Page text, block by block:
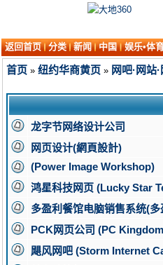
返回首页 分类 新闻 中国 娱乐•体
首页 » 纽约华商黄页 » 网吧·网站
龙字节网络设计公司
网页设计(網頁設計)
(Power Image Workshop)
鸿星科技网页 (Lucky Star
多盈利餐馆电脑销售系统(
PCK网页公司 (PC
飓风网吧 (Storm Internet